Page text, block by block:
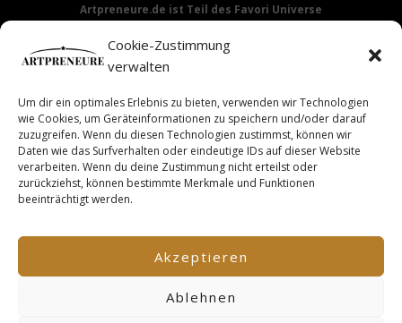
Cookie-Zustimmung
verwalten
Um dir ein optimales Erlebnis zu bieten, verwenden wir Technologien
wie Cookies, um Geräteinformationen zu speichern und/oder darauf
zuzugreifen. Wenn du diesen Technologien zustimmst, können wir
Daten wie das Surfverhalten oder eindeutige IDs auf dieser Website
verarbeiten. Wenn du deine Zustimmung nicht erteilst oder
zurückziehst, können bestimmte Merkmale und Funktionen
beeinträchtigt werden.
Akzeptieren
Ablehnen
Artpreneure.de ist Teil des Favori Universe
Hinweis:Die Angebote & Inhalte dieser Seite richten sich
ausdrücklich nur an Gewerbetreibende & Unternehmer im
Sinne des §14 BGB.
Facebook TM Inc. Additionally, this site is NOT endorsed by
FacebookTM in any way. FACEBOOK TM is a trademark of
FACEBOOK TM, Inc.